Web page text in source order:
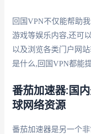
回国VPN不仅能帮助
游戏等娱乐内容,还可
以及浏览各类门户网
是什么,回国VPN都能
番茄加速器:国
球网络资源
番茄加速器是另一个